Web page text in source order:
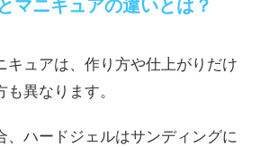
マニキュアの違いとは？
キュアは、作り方や仕上がりだけ
異なります。
、ハードジェルはサンディングに